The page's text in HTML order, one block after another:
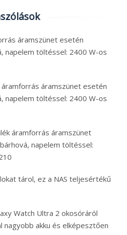
áramszünet esetén
napelem töltéssel: 2400 W-os
áramszünet esetén
napelem töltéssel: 2400 W-os
áramforrás áramszünet
napelem töltéssel:
tárol, ez a NAS teljesértékű
Watch Ultra 2 okosóráról
nagyobb akku és elképesztően